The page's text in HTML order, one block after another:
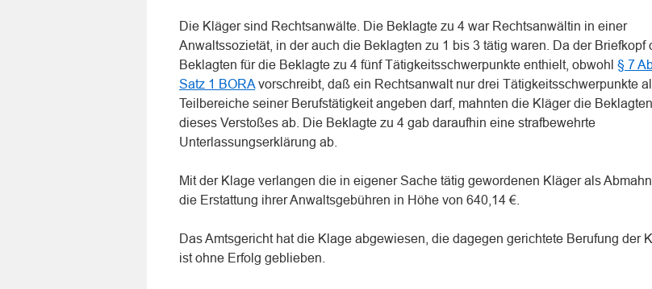
Die Kläger sind Rechtsanwälte. Die Beklagte zu 4 war Rechtsanwältin in einer
Anwaltssozietät, in der auch die Beklagten zu 1 bis 3 tätig waren. Da der Briefkopf
Beklagten für die Beklagte zu 4 fünf Tätigkeitsschwerpunkte enthielt, obwohl § 7
Satz 1 BORAvorschreibt, daß ein Rechtsanwalt nur drei Tätigkeitsschwerpunkte
Teilbereiche seiner Berufstätigkeit angeben darf, mahnten die Kläger die
dieses Verstoßes ab. Die Beklagte zu 4 gab daraufhin eine strafbewehrte
Unterlassungserklärung ab.
Mit der Klage verlangen die in eigener Sache tätig gewordenen Kläger als
die Erstattung ihrer Anwaltsgebühren in Höhe von 640,14 €.
Das Amtsgericht hat die Klage abgewiesen, die dagegen gerichtete Berufung der
ist ohne Erfolg geblieben.